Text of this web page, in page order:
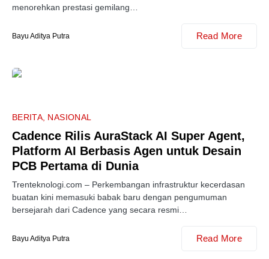
menorehkan prestasi gemilang…
Bayu Aditya Putra Read More
BERITA NASIONAL
Cadence Rilis AuraStack AI Super Agent,
Platform AI Berbasis Agen untuk Desain
PCB Pertama di Dunia
Trenteknologi.com – Perkembangan infrastruktur kecerdasan
buatan kini memasuki babak baru dengan pengumuman
bersejarah dari Cadence yang secara resmi…
Bayu Aditya Putra Read More